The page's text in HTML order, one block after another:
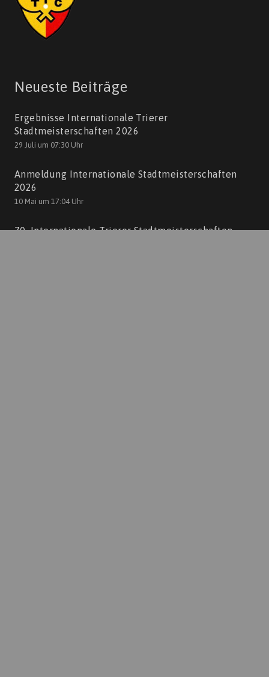
Neueste Beiträge
Ergebnisse Internationale Trierer
Stadtmeisterschaften 2026
29 Juli um 07:30 Uhr
Anmeldung Internationale Stadtmeisterschaften
2026
10 Mai um 17:04 Uhr
70. Internationale Trierer Stadtmeisterschaften